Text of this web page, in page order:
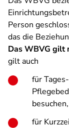
Person
das die
Das WBVG gilt
gilt auch
für
für